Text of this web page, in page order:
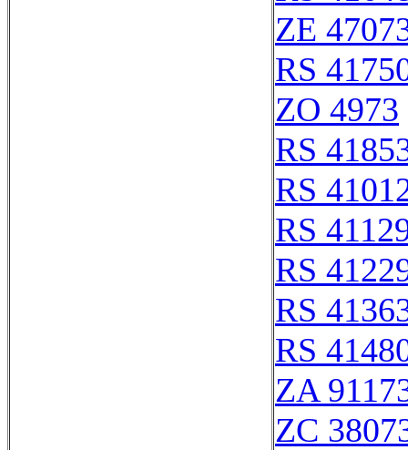
ZE
RS
ZO 4973
RS
RS
RS
RS
RS
RS
ZA
ZC